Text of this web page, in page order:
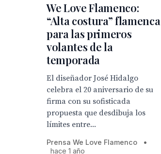
We Love Flamenco:
“Alta costura” flamenca
para las primeros
volantes de la
temporada
El diseñador José Hidalgo
celebra el 20 aniversario de su
firma con su sofisticada
propuesta que desdibuja los
límites entre...
Prensa We Love Flamenco
•
hace 1 año